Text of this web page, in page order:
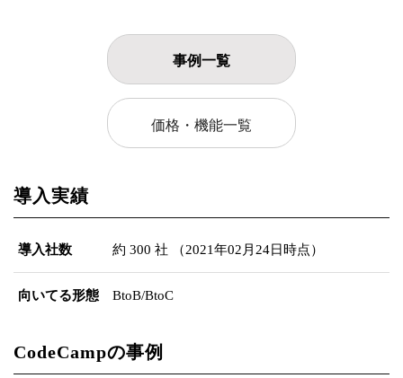
事例一覧
価格・機能一覧
導入実績
導入社数 約 300 社 （2021年02月24日時点）
向いてる形態 BtoB/BtoC
CodeCampの事例